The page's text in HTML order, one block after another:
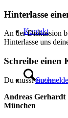
Kontakt
Suche
Hinterlasse
An der Diskussion
Hinterlasse uns
Schreibe einen
Du musst
Andreas
München